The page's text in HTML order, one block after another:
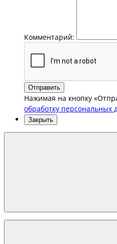
Комментарий:
Отправить
Нажимая на кнопку
обработку персональных
Закрыть